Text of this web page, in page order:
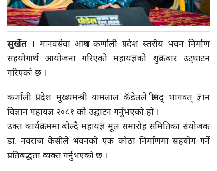
सुर्खेत । मानवसेवा आश्रम कर्णाली प्रदेश स्तरीय भवन निर्माण
सहयोगार्थ आयोजना गरिएको महायज्ञको शुक्रबार उट्घाटन
गरिएको छ ।
कर्णाली प्रदेश मुख्यमन्त्री यामलाल कँडेलले श्रीमद् भागवत् ज्ञान
विज्ञान महायज्ञ २०८१ को उद्घाटन गर्नुभएको हो ।
उक्त कार्यक्रममा बोल्दै महायज्ञ मूल समारोह समितिका संयोजक
डा. नवराज केसीले भवनको एक कोठा निर्माणमा सहयोग गर्ने
प्रतिबद्धता व्यक्त गर्नुभएको छ ।